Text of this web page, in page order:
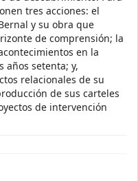
tres acciones: el
y su obra que
de comprensión; la
en la
años setenta; y,
relacionales de su
de sus carteles
de intervención